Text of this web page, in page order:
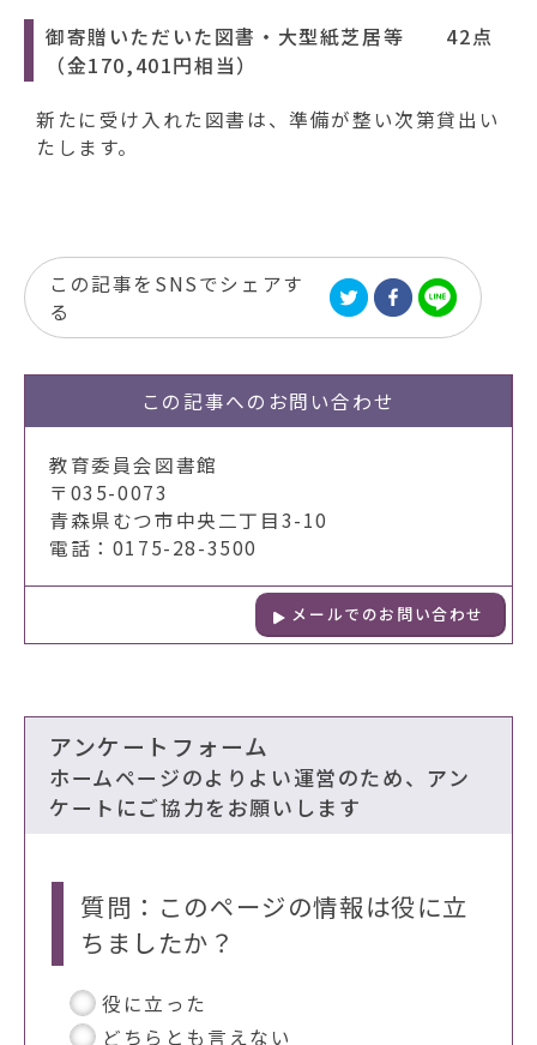
御寄贈いただいた図書・大型紙芝居等 42点
（金170,401円相当）
新たに受け入れた図書は、準備が整い次第貸出い
たします。
この記事をSNSでシェアす
る
この記事への お問い合わせ
教育委員会図書館
〒035-0073
青森県むつ市中央二丁目3-10
電話：0175-28-3500
メールでのお問い合わせ
アンケートフォーム
ホームページのよりよい運営のため、アン
ケートにご協力をお願いします
質問：このページの情報は役に立
ちましたか？
役に立った
どちらとも言えない